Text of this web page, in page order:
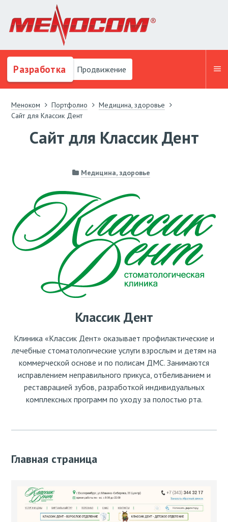
Разработка Продвижение
Меноком Портфолио
Медицина, здоровье
Сайт для Классик Дент
Сайт для Классик Дент
Медицина, здоровье
Классик Дент
Клиника «Классик Дент» оказывает профилактические и
лечебные стоматологические услуги взрослым и детям на
коммерческой основе и по полисам ДМС. Занимаются
исправлением неправильного прикуса, отбеливанием и
реставрацией зубов, разработкой индивидуальных
комплексных программ по уходу за полостью рта.
Главная страница